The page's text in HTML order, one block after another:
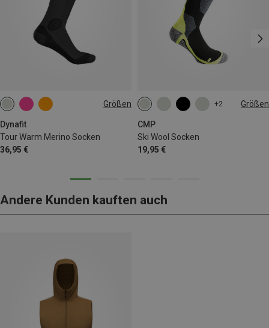
Größen
Dynafit
Tour Warm Merino Socken
36,95 €
35|36|37|38
+2 Größen
CMP
Ski Wool Socken
19,95 €
36|37|38
39|40|41|42
43|44|45
Andere Kunden kauften auch